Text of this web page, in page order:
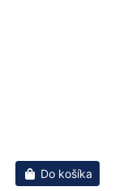
Do košíka